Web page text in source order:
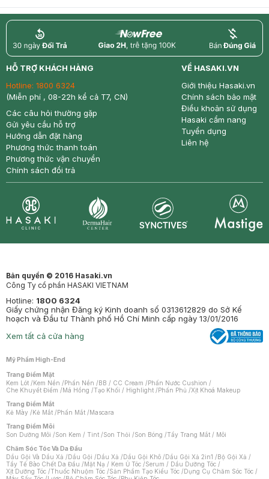
return nowfree price
HỖ TRỢ KHÁCH HÀNG
Hotline: 1800 6324
(Miễn phí , 08-22h kể cả T7, CN)
Các câu hỏi thường gặp
Gửi yêu cầu hỗ trợ
Hướng dẫn đặt hàng
Phương thức thanh toán
Phương thức vận chuyển
Chính sách đổi trả
VỀ HASAKI.VN
Giới thiệu Hasaki.vn
Chính sách bảo mật
Điều khoản sử dụng
Hasaki cẩm nang
Tuyển dụng
Liên hệ
Bản quyền © 2016 Hasaki.vn
Công Ty cổ phần HASAKI VIETNAM
Hotline: 1800 6324
Giấy chứng nhận Đăng ký Kinh doanh số 0313612829 do Sở Kế
hoạch và Đầu tư Thành phố Hồ Chí Minh cấp ngày 13/01/2016
Xem tất cả cửa hàng
Mỹ Phẩm High-End
Trang Điểm Mặt
Kem Lót /Kem Nền /Phấn Nền /BB / CC Cream /Phấn Nước Cushion /
Che Khuyết Điểm /Má Hồng /Tạo Khối / Highlight /Phấn Phủ /Xịt Khoá Makeup
Trang Điểm Mắt
Kẻ Mày /Kẻ Mắt /Phấn Mắt /Mascara
Trang Điểm Môi
Son Dưỡng Môi /Son Kem / Tint /Son Thỏi /Son Bóng /Tẩy Trang Mắt / Môi
Chăm Sóc Tóc Và Da Đầu
Dầu Gội Và Dầu Xả /Dầu Gội /Dầu Xả /Dầu Gội Khô /Dầu Gội Xả 2in1 /Bộ Gội Xả /
Tẩy Tế Bào Chết Da Đầu /Mặt Nạ / Kem Ủ Tóc /Serum / Dầu Dưỡng Tóc /
Xịt Dưỡng Tóc /Thuốc Nhuộm Tóc /Sản Phẩm Tạo Kiểu Tóc /Dụng Cụ Chăm Sóc Tóc /